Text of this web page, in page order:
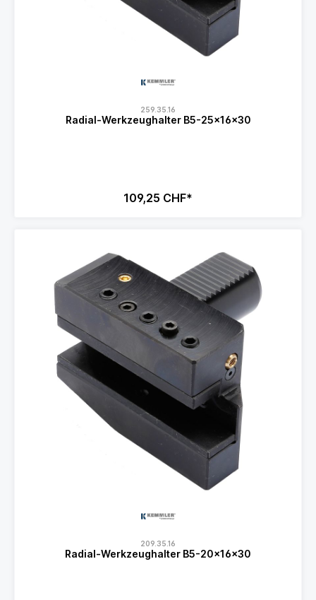
259.35.16
Radial-Werkzeughalter B5-25x16x30
109,25 CHF*
209.35.16
Radial-Werkzeughalter B5-20x16x30